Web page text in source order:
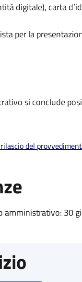
digitale), carta
per la
si conclude
del
amministrativo: 30